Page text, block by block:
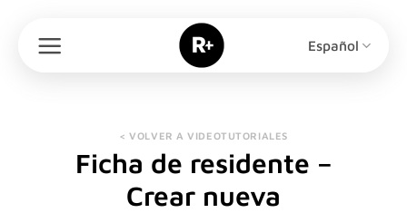
contenido
Español
< VOLVER A VIDEOTUTORIALES
Ficha de residente –
Crear nueva